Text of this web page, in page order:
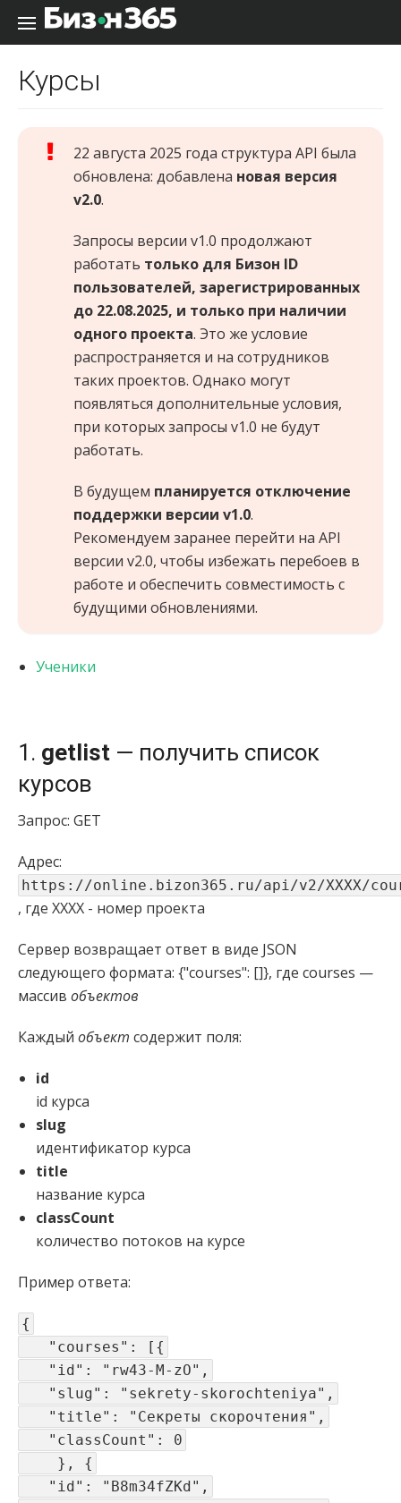
Перейти к содержанию
Курсы
22 августа 2025 года структура API была
обновлена: добавлена новая версия
v2.0.
Запросы версии v1.0 продолжают
работать только для Бизон ID
пользователей, зарегистрированных
до 22.08.2025, и только при наличии
одного проекта. Это же условие
распространяется и на сотрудников
таких проектов. Однако могут
появляться дополнительные условия,
при которых запросы v1.0 не будут
работать.
В будущем планируется отключение
поддержки версии v1.0.
Рекомендуем заранее перейти на API
версии v2.0, чтобы избежать перебоев в
работе и обеспечить совместимость с
будущими обновлениями.
Ученики
1. getlist — получить список
курсов
Запрос: GET
Адрес:
https://online.bizon365.ru/api/v2/XXXX/
, где XXXX - номер проекта
Сервер возвращает ответ в виде JSON
следующего формата: {"courses": []}, где courses —
массив объектов
Каждый объект содержит поля:
id
id курса
slug
идентификатор курса
title
название курса
classCount
количество потоков на курсе
Пример ответа:
{
"courses": [{
"id": "rw43-M-zO",
"slug": "sekrety-skorochteniya",
"title": "Секреты скорочтения",
"classCount": 0
}, {
"id": "B8m34fZKd",